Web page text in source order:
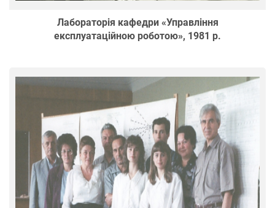
Лабораторія кафедри «Управління
експлуатаційною роботою», 1981 р.